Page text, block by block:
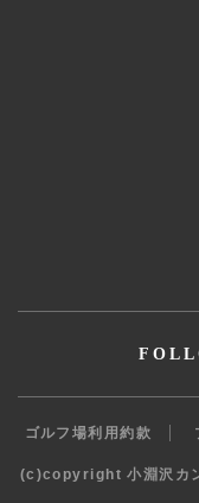
ゴルフ場利用約款
(c)copyright 小淵沢カ